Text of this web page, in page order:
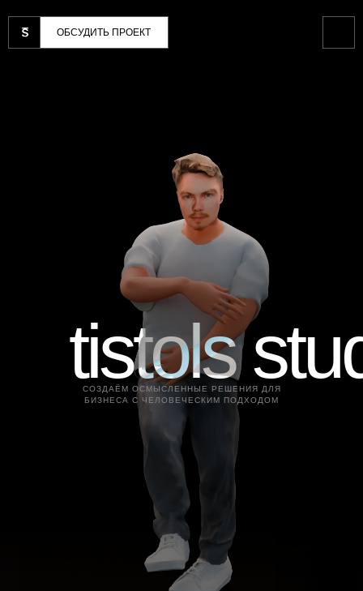
ОБСУДИТЬ ПРОЕКТ
СОЗДАЁМ ОСМЫСЛЕННЫЕ РЕШЕНИЯ ДЛЯ
БИЗНЕСА С ЧЕЛОВЕЧЕСКИМ ПОДХОДОМ
tistols